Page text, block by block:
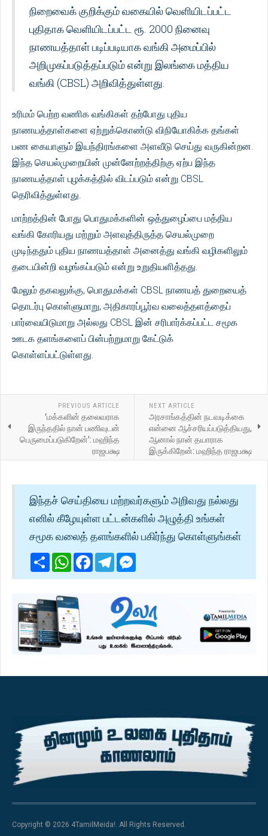
நிறைவைக் குறிக்கும் வகையில் வெளியிடப்பட்ட
புதிதாக வெளியிடப்பட்ட ரூ. 2000 நினைவு
நாணயத்தாள் படிப்படியாக வங்கி அமைப்பில்
அறிமுகப்படுத்தப்படும் என்று இலங்கை மத்திய
வங்கி (CBSL) அறிவித்துள்ளது.
உரிமம் பெற்ற வணிக வங்கிகள் தற்போது புதிய
நாணயத்தாள்களை ஏற்றுக்கொண்டு விநியோகிக்க தங்கள்
பண கையாளும் இயந்திரங்களை அளவீடு செய்து வருகின்றன.
இந்த செயல்முறையின் முன்னேற்றத்திற்கு ஏற்ப இந்த
நாணயத்தாள் புழக்கத்தில் விடப்படும் என்று CBSL
தெரிவித்துள்ளது.
மாற்றத்தின் போது பொதுமக்களின் ஒத்துழைப்பை மத்திய
வங்கி கோரியது மற்றும் அளவுத்திருத்த செயல்முறை
முடிந்ததும் புதிய நாணயத்தாள் அனைத்து வங்கி வழிகளிலும்
தடையின்றி வழங்கப்படும் என்று உறுதியளித்தது.
மேலும் தகவலுக்கு, பொதுமக்கள் CBSL நாணயத் துறையைத்
தொடர்பு கொள்ளுமாறு, அதிகாரப்பூர்வ வலைத்தளத்தைப்
பார்வையிடுமாறு அல்லது CBSL இன் சரிபார்க்கப்பட்ட சமூக
ஊடக தளங்களைப் பின்பற்றுமாறு கேட்டுக்
கொள்ளப்பட்டுள்ளது.
PREVIOUS ARTICLE
‘மக்களின் தலைவராக
இருந்ததில் நான் பணிவுடன்
பெருமைப்படுகிறேன்’: மஹிந்த
ராஜபக்ஷ
NEXT ARTICLE
அரசாங்கத்தின் நடவடிக்கை
என்னை ஆச்சரியப்படுத்தியது,
ஆனால் நான் தயாராக
இருக்கிறேன்: மஹிந்த ராஜபக்ஷ
இந்தச் செய்தியை மற்றவர்களும் அறிவது நல்லது
எனில் கீழேயுள்ள பட்டன்களில் அழுத்தி உங்கள்
சமூக வலைத் தளங்களில் பகிர்ந்து கொள்ளுங்கள்
ShareWhatsApp
Facebook
Telegram
Copyright © 2026 4TamilMeida!. All Rights Reserved.